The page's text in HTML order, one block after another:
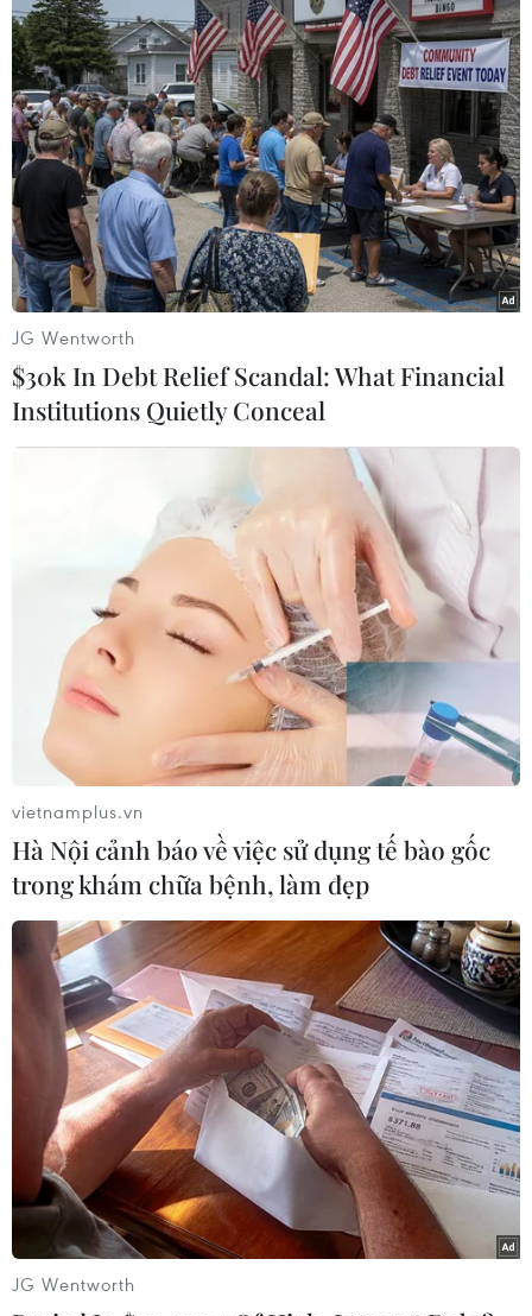
JG Wentworth
$30k In Debt Relief Scandal: What Financial
Institutions Quietly Conceal
vietnamplus.vn
Hà Nội cảnh báo về việc sử dụng tế bào gốc
trong khám chữa bệnh, làm đẹp
JG Wentworth